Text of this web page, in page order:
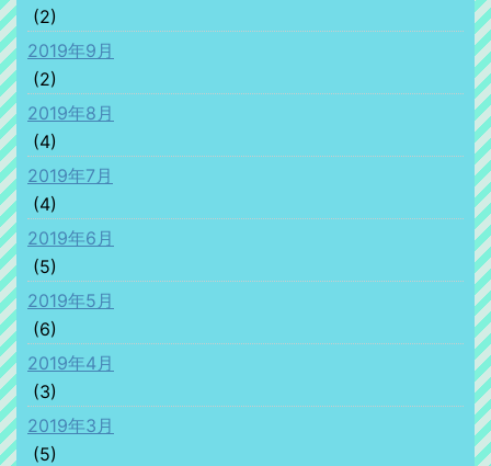
(2)
2019年9月
(2)
2019年8月
(4)
2019年7月
(4)
2019年6月
(5)
2019年5月
(6)
2019年4月
(3)
2019年3月
(5)